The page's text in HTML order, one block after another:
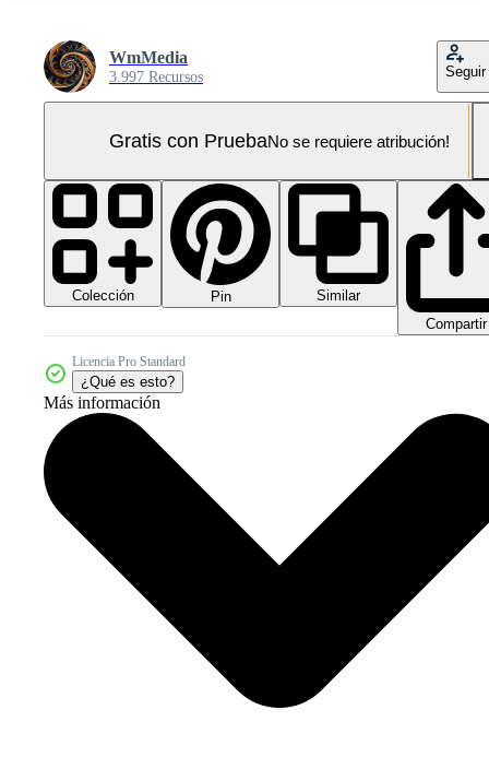
WmMedia
3.997 Recursos Seguir
Gratis con PruebaNo se requiere atribución!
Colección Pin
Similar
Compartir
Licencia Pro Standard
¿Qué es esto?
Más información